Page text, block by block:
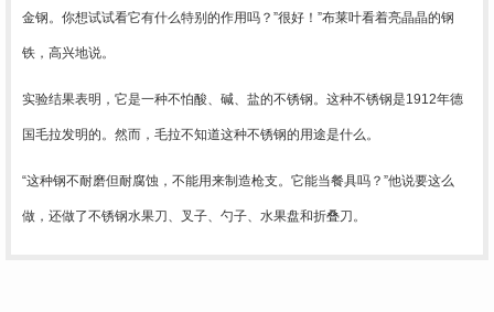
金钢。你想试试看它有什么特别的作用吗？ ”很好！ ”布莱叶看着亮晶晶的钢
铁，高兴地说。
实验结果表明，它是一种不怕酸、碱、盐的不锈钢。这种不锈钢是1912年德
国毛拉发明的。然而，毛拉不知道这种不锈钢的用途是什么。
“这种钢不耐磨但耐腐蚀，不能用来制造枪支。它能当餐具吗？ ”他说要这么
做，还做了不锈钢水果刀、叉子、勺子、水果盘和折叠刀。